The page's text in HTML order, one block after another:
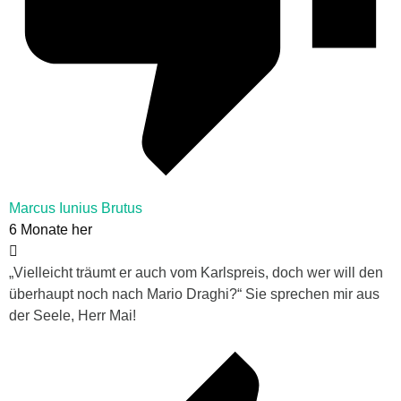
Marcus Iunius Brutus
6 Monate her
„Vielleicht träumt er auch vom Karlspreis, doch wer will den
überhaupt noch nach Mario Draghi?“ Sie sprechen mir aus
der Seele, Herr Mai!